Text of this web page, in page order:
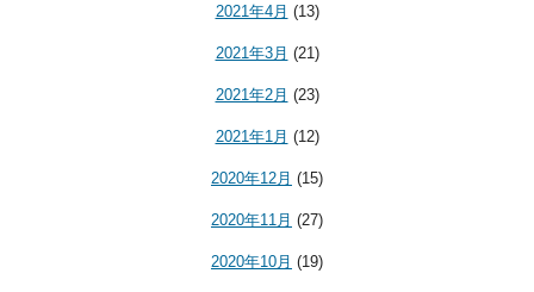
2021年4月 (13)
2021年3月 (21)
2021年2月 (23)
2021年1月 (12)
2020年12月 (15)
2020年11月 (27)
2020年10月 (19)